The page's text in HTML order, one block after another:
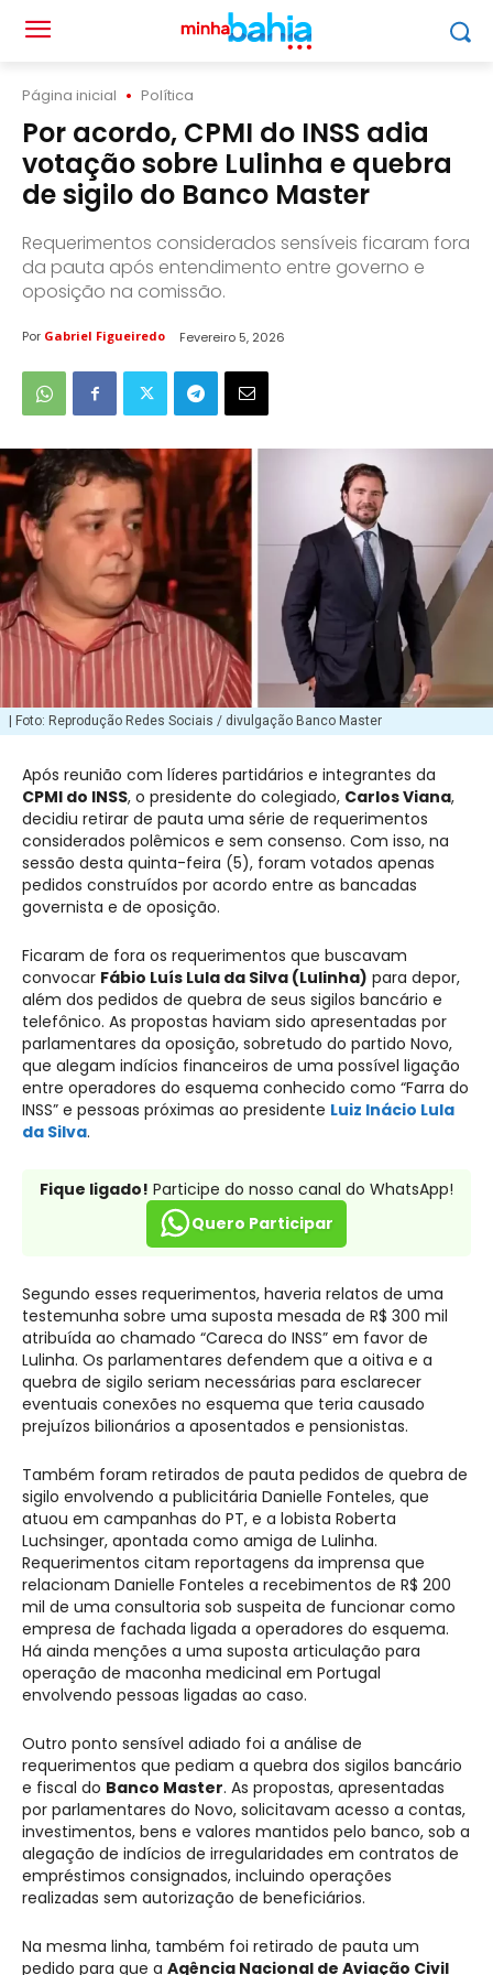
Página inicial Política
Por acordo, CPMI do INSS adia
votação sobre Lulinha e quebra
de sigilo do Banco Master
Requerimentos considerados sensíveis ficaram fora
da pauta após entendimento entre governo e
oposição na comissão.
Por Gabriel Figueiredo Fevereiro 5, 2026
| Foto: Reprodução Redes Sociais / divulgação Banco Master
Após reunião com líderes partidários e integrantes da
CPMI do INSS, o presidente do colegiado, Carlos Viana,
decidiu retirar de pauta uma série de requerimentos
considerados polêmicos e sem consenso. Com isso, na
sessão desta quinta-feira (5), foram votados apenas
pedidos construídos por acordo entre as bancadas
governista e de oposição.
Ficaram de fora os requerimentos que buscavam
convocar Fábio Luís Lula da Silva (Lulinha) para depor,
além dos pedidos de quebra de seus sigilos bancário e
telefônico. As propostas haviam sido apresentadas por
parlamentares da oposição, sobretudo do partido Novo,
que alegam indícios financeiros de uma possível ligação
entre operadores do esquema conhecido como “Farra do
INSS” e pessoas próximas ao presidente Luiz Inácio Lula
da Silva.
Fique ligado! Participe do nosso canal do WhatsApp!
Quero Participar
Segundo esses requerimentos, haveria relatos de uma
testemunha sobre uma suposta mesada de R$ 300 mil
atribuída ao chamado “Careca do INSS” em favor de
Lulinha. Os parlamentares defendem que a oitiva e a
quebra de sigilo seriam necessárias para esclarecer
eventuais conexões no esquema que teria causado
prejuízos bilionários a aposentados e pensionistas.
Também foram retirados de pauta pedidos de quebra de
sigilo envolvendo a publicitária Danielle Fonteles, que
atuou em campanhas do PT, e a lobista Roberta
Luchsinger, apontada como amiga de Lulinha.
Requerimentos citam reportagens da imprensa que
relacionam Danielle Fonteles a recebimentos de R$ 200
mil de uma consultoria sob suspeita de funcionar como
empresa de fachada ligada a operadores do esquema.
Há ainda menções a uma suposta articulação para
operação de maconha medicinal em Portugal
envolvendo pessoas ligadas ao caso.
Outro ponto sensível adiado foi a análise de
requerimentos que pediam a quebra dos sigilos bancário
e fiscal do Banco Master. As propostas, apresentadas
por parlamentares do Novo, solicitavam acesso a contas,
investimentos, bens e valores mantidos pelo banco, sob a
alegação de indícios de irregularidades em contratos de
empréstimos consignados, incluindo operações
realizadas sem autorização de beneficiários.
Na mesma linha, também foi retirado de pauta um
pedido para que a Agência Nacional de Aviação Civil